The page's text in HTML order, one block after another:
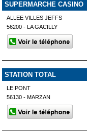
SUPERMARCHE CASINO
ALLEE VILLES JEFFS
56200 - LA GACILLY
STATION TOTAL
LE PONT
56130 - MARZAN